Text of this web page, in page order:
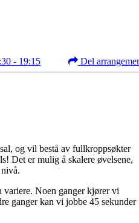
- 19:15 Del
og vil bestå av fullkroppsøkter
Det er mulig å skalere øvelsene,
variere. Noen ganger kjører vi
ganger kan vi jobbe 45 sekunder